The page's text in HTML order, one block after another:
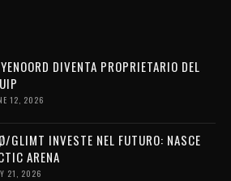
DIVENTA PROPRIETARIO DEL
12, 2026
GLIMT INVESTE NEL FUTURO: NASCE
ARENA
21, 2026